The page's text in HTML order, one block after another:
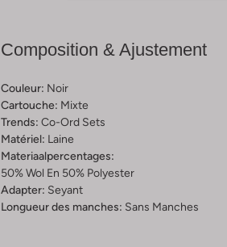
Composition & Ajustement
Couleur: Noir
Cartouche: Mixte
Trends: Co-Ord Sets
Matériel: Laine
Materiaalpercentages:
50% Wol En 50% Polyester
Adapter: Seyant
Longueur des manches: Sans Manches